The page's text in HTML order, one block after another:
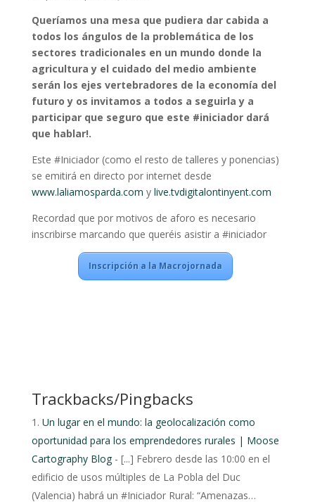
Queríamos una mesa que pudiera dar cabida a
todos los ángulos de la problemática de los
sectores tradicionales en un mundo donde la
agricultura y el cuidado del medio ambiente
serán los ejes vertebradores de la economía del
futuro y os invitamos a todos a seguirla y a
participar que seguro que este #iniciador dará
que hablar!.
Este #Iniciador (como el resto de talleres y ponencias)
se emitirá en directo por internet desde
www.laliamosparda.com y live.tvdigitalontinyent.com
Recordad que por motivos de aforo es necesario
inscribirse marcando que queréis asistir a #iniciador
Inscripción a la Macrojornada
Trackbacks/Pingbacks
Un lugar en el mundo: la geolocalización como
oportunidad para los emprendedores rurales | Moose
Cartography Blog- [...] Febrero desde las 10:00 en el
edificio de usos múltiples de La Pobla del Duc
(Valencia) habrá un #Iniciador Rural: “Amenazas…